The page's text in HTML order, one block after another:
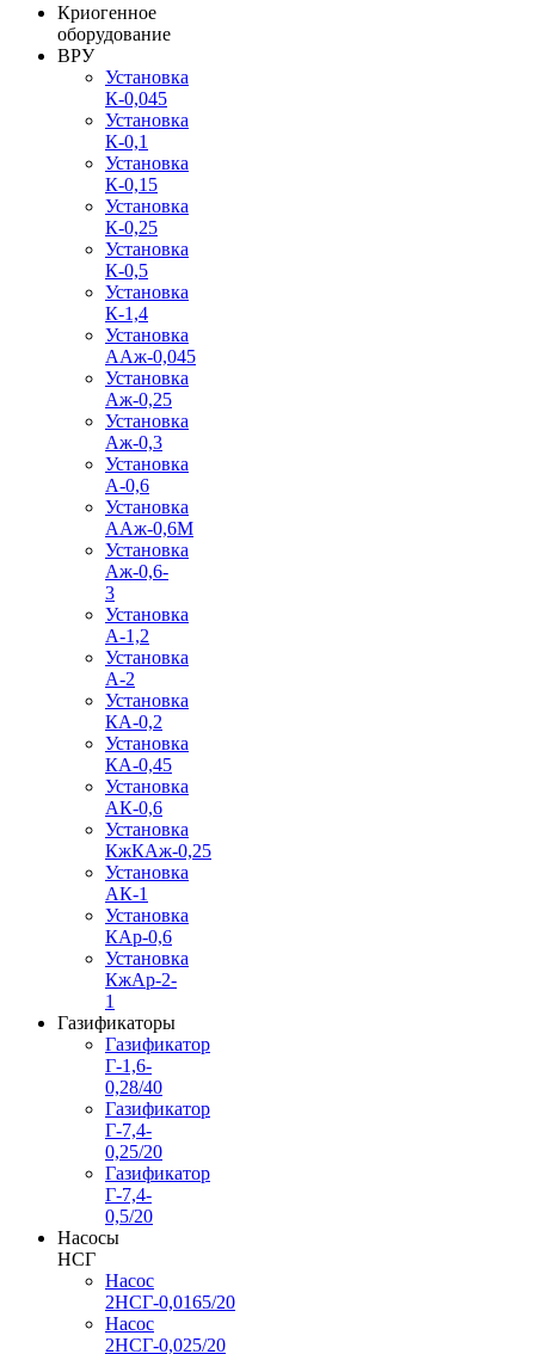
Криогенное
оборудование
ВРУ
Установка
К-0,045
Установка
К-0,1
Установка
К-0,15
Установка
К-0,25
Установка
К-0,5
Установка
К-1,4
Установка
ААж-0,045
Установка
Аж-0,25
Установка
Аж-0,3
Установка
А-0,6
Установка
ААж-0,6М
Установка
Аж-0,6-
3
Установка
А-1,2
Установка
А-2
Установка
КА-0,2
Установка
КА-0,45
Установка
АК-0,6
Установка
КжКАж-0,25
Установка
АК-1
Установка
КАр-0,6
Установка
КжАр-2-
1
Газификаторы
Газификатор
Г-1,6-
0,28/40
Газификатор
Г-7,4-
0,25/20
Газификатор
Г-7,4-
0,5/20
Насосы
НСГ
Насос
2НСГ-0,0165/20
Насос
2НСГ-0,025/20